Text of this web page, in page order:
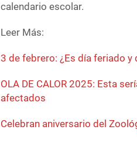
calendario escolar.
Leer Más:
3 de febrero: ¿Es día feriado
OLA DE CALOR 2025: Esta
afectados
Celebran aniversario del